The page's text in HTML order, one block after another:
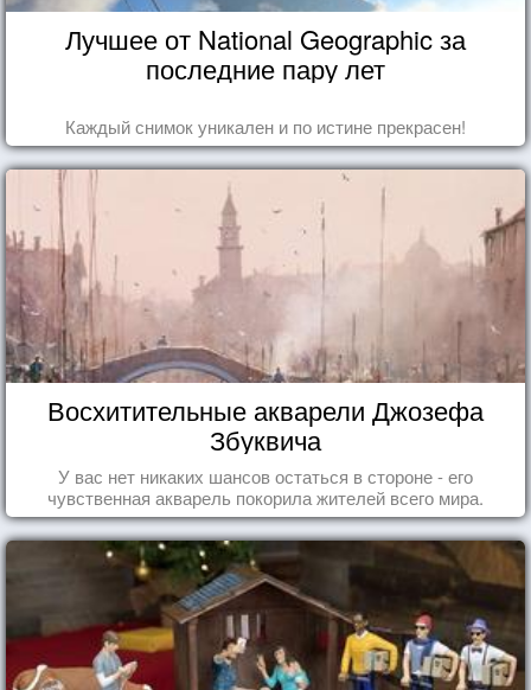
Лучшее от National Geographic за
последние пару лет
Каждый снимок уникален и по истине прекрасен!
Восхитительные акварели Джозефа
Збуквича
У вас нет никаких шансов остаться в стороне - его
чувственная акварель покорила жителей всего мира.